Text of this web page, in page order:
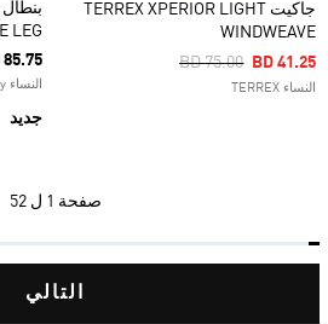
جاكيت TERREX XPERIOR LIGHT
WINDWEAVE
Price Reduced
BD 75.00ToBD 41.25
النساء TERREX
LEG
85.75
النساء adidas by Stella McCartney
جديد
صفحة 1 ل 52
التالي